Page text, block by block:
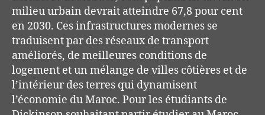
milieu urbain devrait atteindre 67,8 pour cent
en 2030. Ces infrastructures modernes se
traduisent par des réseaux de transport
améliorés, de meilleures conditions de
logement et un mélange de villes côtières et de
l’intérieur des terres qui dynamisent
l’économie du Maroc. Pour les étudiants de